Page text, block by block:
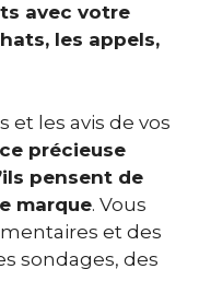
avec votre
les appels,
et les avis de vos
précieuse
pensent de
marque. Vous
et des
sondages, des